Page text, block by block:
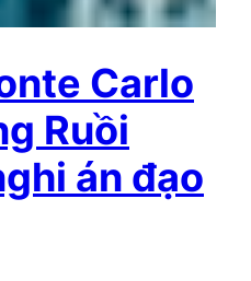
Carlo
Ruồi
án đạo